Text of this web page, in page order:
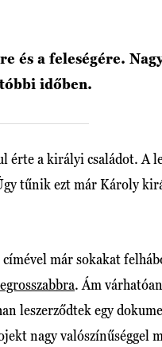
és a feleségére.
időben.
érte a királyi családot. A
tűnik ezt már Károly
már sokakat
. Ám
leszerződtek egy
nagy valószínűséggel